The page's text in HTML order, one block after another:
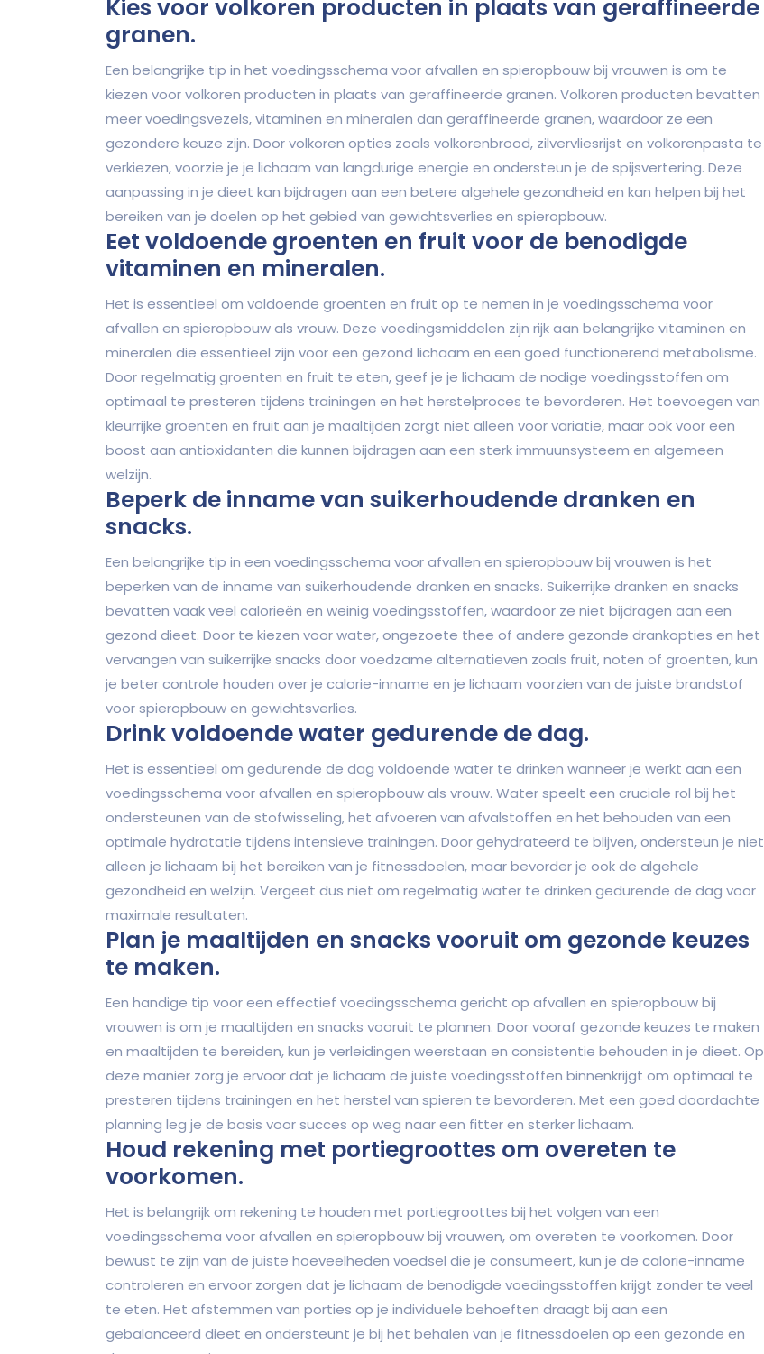
Kies voor volkoren producten in plaats van geraffineerde
granen.
Een belangrijke tip in het voedingsschema voor afvallen en spieropbouw bij vrouwen is om te
kiezen voor volkoren producten in plaats van geraffineerde granen. Volkoren producten bevatten
meer voedingsvezels, vitaminen en mineralen dan geraffineerde granen, waardoor ze een
gezondere keuze zijn. Door volkoren opties zoals volkorenbrood, zilvervliesrijst en volkorenpasta te
verkiezen, voorzie je je lichaam van langdurige energie en ondersteun je de spijsvertering. Deze
aanpassing in je dieet kan bijdragen aan een betere algehele gezondheid en kan helpen bij het
bereiken van je doelen op het gebied van gewichtsverlies en spieropbouw.
Eet voldoende groenten en fruit voor de benodigde
vitaminen en mineralen.
Het is essentieel om voldoende groenten en fruit op te nemen in je voedingsschema voor
afvallen en spieropbouw als vrouw. Deze voedingsmiddelen zijn rijk aan belangrijke vitaminen en
mineralen die essentieel zijn voor een gezond lichaam en een goed functionerend metabolisme.
Door regelmatig groenten en fruit te eten, geef je je lichaam de nodige voedingsstoffen om
optimaal te presteren tijdens trainingen en het herstelproces te bevorderen. Het toevoegen van
kleurrijke groenten en fruit aan je maaltijden zorgt niet alleen voor variatie, maar ook voor een
boost aan antioxidanten die kunnen bijdragen aan een sterk immuunsysteem en algemeen
welzijn.
Beperk de inname van suikerhoudende dranken en
snacks.
Een belangrijke tip in een voedingsschema voor afvallen en spieropbouw bij vrouwen is het
beperken van de inname van suikerhoudende dranken en snacks. Suikerrijke dranken en snacks
bevatten vaak veel calorieën en weinig voedingsstoffen, waardoor ze niet bijdragen aan een
gezond dieet. Door te kiezen voor water, ongezoete thee of andere gezonde drankopties en het
vervangen van suikerrijke snacks door voedzame alternatieven zoals fruit, noten of groenten, kun
je beter controle houden over je calorie-inname en je lichaam voorzien van de juiste brandstof
voor spieropbouw en gewichtsverlies.
Drink voldoende water gedurende de dag.
Het is essentieel om gedurende de dag voldoende water te drinken wanneer je werkt aan een
voedingsschema voor afvallen en spieropbouw als vrouw. Water speelt een cruciale rol bij het
ondersteunen van de stofwisseling, het afvoeren van afvalstoffen en het behouden van een
optimale hydratatie tijdens intensieve trainingen. Door gehydrateerd te blijven, ondersteun je niet
alleen je lichaam bij het bereiken van je fitnessdoelen, maar bevorder je ook de algehele
gezondheid en welzijn. Vergeet dus niet om regelmatig water te drinken gedurende de dag voor
maximale resultaten.
Plan je maaltijden en snacks vooruit om gezonde keuzes
te maken.
Een handige tip voor een effectief voedingsschema gericht op afvallen en spieropbouw bij
vrouwen is om je maaltijden en snacks vooruit te plannen. Door vooraf gezonde keuzes te maken
en maaltijden te bereiden, kun je verleidingen weerstaan en consistentie behouden in je dieet. Op
deze manier zorg je ervoor dat je lichaam de juiste voedingsstoffen binnenkrijgt om optimaal te
presteren tijdens trainingen en het herstel van spieren te bevorderen. Met een goed doordachte
planning leg je de basis voor succes op weg naar een fitter en sterker lichaam.
Houd rekening met portiegroottes om overeten te
voorkomen.
Het is belangrijk om rekening te houden met portiegroottes bij het volgen van een
voedingsschema voor afvallen en spieropbouw bij vrouwen, om overeten te voorkomen. Door
bewust te zijn van de juiste hoeveelheden voedsel die je consumeert, kun je de calorie-inname
controleren en ervoor zorgen dat je lichaam de benodigde voedingsstoffen krijgt zonder te veel
te eten. Het afstemmen van porties op je individuele behoeften draagt bij aan een
gebalanceerd dieet en ondersteunt je bij het behalen van je fitnessdoelen op een gezonde en